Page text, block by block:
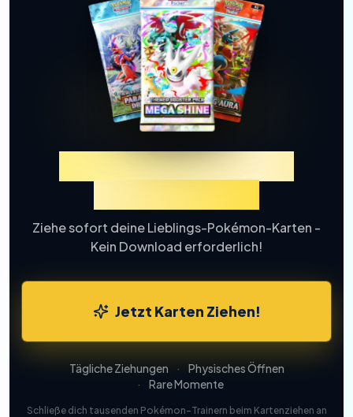
Erlebe TCGP Karten-
Ziehe sofort deine Lieblings-Pokémon-Karten -
Kein Download erforderlich!
Jetzt Karten Ziehen!
Tägliche Ziehungen ·
Physisches Öffnen
·
Rare Momente
Schließe dich tausenden Pokémon-Trainern beim Kartenziehen an